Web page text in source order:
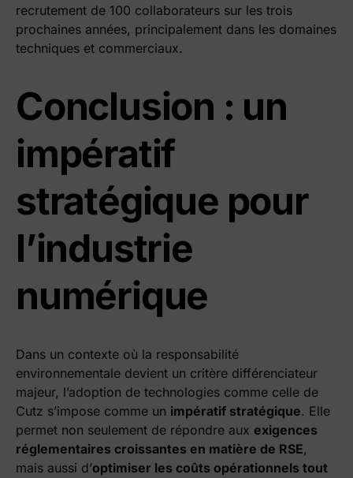
recrutement de 100 collaborateurs sur les trois
prochaines années, principalement dans les domaines
techniques et commerciaux.
Conclusion : un
impératif
stratégique pour
l’industrie
numérique
Dans un contexte où la responsabilité
environnementale devient un critère différenciateur
majeur, l’adoption de technologies comme celle de
Cutz s’impose comme un impératif stratégique. Elle
permet non seulement de répondre aux exigences
réglementaires croissantes en matière de RSE,
mais aussi d’optimiser les coûts opérationnels tout